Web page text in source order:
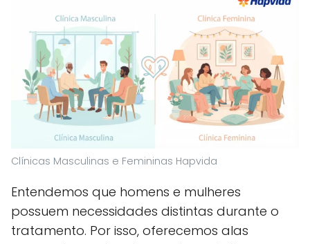
Clínicas Masculinas e Femininas Hapvida
Entendemos que homens e mulheres
possuem necessidades distintas durante o
tratamento. Por isso, oferecemos alas